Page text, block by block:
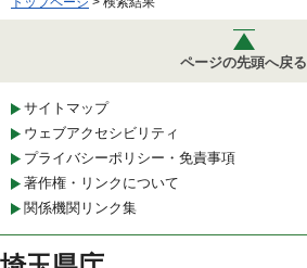
ページの先頭へ戻る
サイトマップ
ウェブアクセシビリティ
プライバシーポリシー・免責事項
著作権・リンクについて
関係機関リンク集